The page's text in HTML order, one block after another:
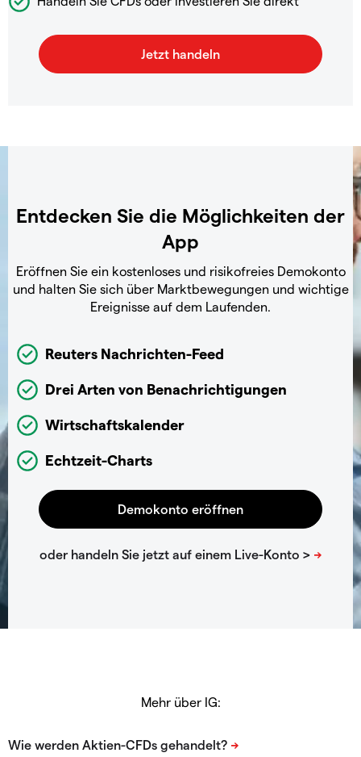
Entdecken Sie die Möglichkeiten der
App
Eröffnen Sie ein kostenloses und risikofreies Demokonto
und halten Sie sich über Marktbewegungen und wichtige
Ereignisse auf dem Laufenden.
Reuters Nachrichten-Feed
Drei Arten von Benachrichtigungen
Wirtschaftskalender
Echtzeit-Charts
Mehr über IG: